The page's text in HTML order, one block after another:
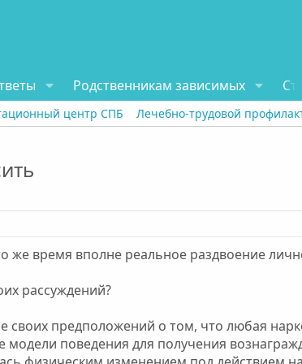
Родственникам зависимых
центр СПБ Лечебно-трудовой
время вполне реальное раздвоение
рассуждений?
своих предположений о том, что любая
поведения для получения